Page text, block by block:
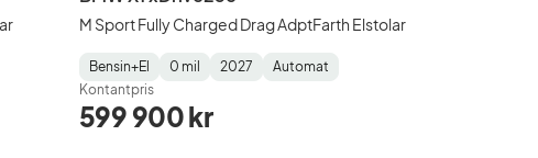
M Sport Fully Charged Drag AdptFarth Elstolar
Fuel
Type:
Bensin+El
Mätarställning:
0 mil
Model
Year:
2027
Gearbox
Type:
Automat
Kontantpris
599 900 kr